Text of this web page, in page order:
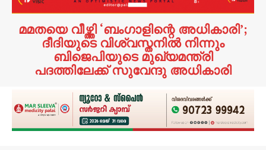
മമതയെ വീഴ്ത്തി ‘ബംഗാളിന്റെ അധികാരി’;
ദീദിയുടെ വിശ്വസ്തനിൽ നിന്നും
ബിജെപിയുടെ മുഖ്യമന്ത്രി
പദത്തിലേക്ക് സുവേന്ദു അധികാരി